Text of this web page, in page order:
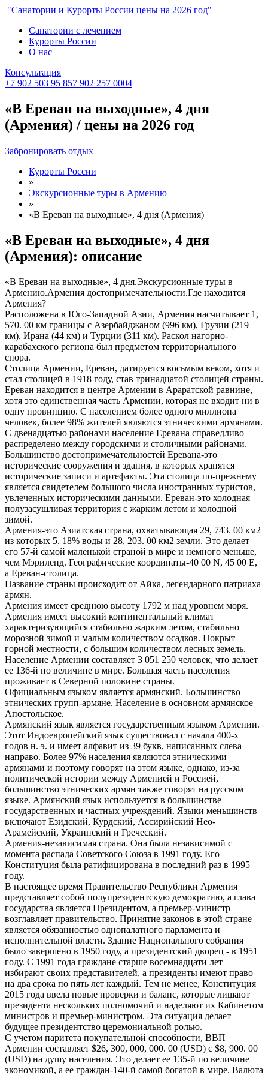
"Санатории и Курорты России цены на 2026 год"
Санатории с лечением
Курорты России
О нас
Консультация
+7 902 503 95 857 902 257 0004
«В Ереван на выходные», 4 дня
(Армения) / цены на 2026 год
Забронировать отдых
Курорты России
»
Экскурсионные туры в Армению
»
«В Ереван на выходные», 4 дня (Армения)
«В Ереван на выходные», 4 дня
(Армения): описание
«В Ереван на выходные», 4 дня.Экскурсионные туры в
Армению.Армения достопримечательности.Где находится
Армения?
Расположена в Юго-Западной Азии, Армения насчитывает 1,
570. 00 км границы с Азербайджаном (996 км), Грузии (219
км), Ирана (44 км) и Турции (311 км). Раскол нагорно-
карабахского региона был предметом территориального
спора.
Столица Армении, Ереван, датируется восьмым веком, хотя и
стал столицей в 1918 году, став тринадцатой столицей страны.
Ереван находится в центре Армении в Араратской равнине,
хотя это единственная часть Армении, которая не входит ни в
одну провинцию. С населением более одного миллиона
человек, более 98% жителей являются этническими армянами.
С двенадцатью районами население Еревана справедливо
распределено между городскими и столичными районами.
Большинство достопримечательностей Еревана-это
исторические сооружения и здания, в которых хранятся
исторические записи и артефакты. Эта столица по-прежнему
является свидетелем большого числа иностранных туристов,
увлеченных историческими данными. Ереван-это холодная
полузасушливая территория с жарким летом и холодной
зимой.
Армения-это Азиатская страна, охватывающая 29, 743. 00 км2
из которых 5. 18% воды и 28, 203. 00 км2 земли. Это делает
его 57-й самой маленькой страной в мире и немного меньше,
чем Мэриленд. Географические координаты-40 00 N, 45 00 E,
а Ереван-столица.
Название страны происходит от Айка, легендарного патриаха
армян.
Армения имеет среднюю высоту 1792 м над уровнем моря.
Армения имеет высокий континентальный климат
характеризующийся стабильно жарким летом, стабильно
морозной зимой и малым количеством осадков. Покрыт
горной местности, с большим количеством лесных земель.
Население Армении составляет 3 051 250 человек, что делает
ее 136-й по величине в мире. Большая часть населения
проживает в Северной половине страны.
Официальным языком является армянский. Большинство
этнических групп-армяне. Население в основном армянское
Апостольское.
Армянский язык является государственным языком Армении.
Этот Индоевропейский язык существовал с начала 400-х
годов н. э. и имеет алфавит из 39 букв, написанных слева
направо. Более 97% населения являются этническими
армянами и поэтому говорят на этом языке, однако, из-за
политической истории между Арменией и Россией,
большинство этнических армян также говорят на русском
языке. Армянский язык используется в большинстве
государственных и частных учреждений. Языки меньшинств
включают Езидский, Курдский, Ассирийский Нео-
Арамейский, Украинский и Греческий.
Армения-независимая страна. Она была независимой с
момента распада Советского Союза в 1991 году. Его
Конституция была ратифицирована в последний раз в 1995
году.
В настоящее время Правительство Республики Армения
представляет собой полупрезидентскую демократию, а глава
государства является Президентом, а премьер-министр
возглавляет правительство. Принятие законов в этой стране
является обязанностью однопалатного парламента и
исполнительной власти. Здание Национального собрания
было завершено в 1950 году, а президентский дворец - в 1951
году. С 1991 года граждане старше восемнадцати лет
избирают своих представителей, а президенты имеют право
на два срока по пять лет каждый. Тем не менее, Конституция
2015 года ввела новые проверки и баланс, которые лишают
президента нескольких полномочий и наделяют их Кабинетом
министров и премьер-министром. Эта ситуация делает
будущее президентство церемониальной ролью.
С учетом паритета покупательной способности, ВВП
Армении составляет $26, 300, 000, 000. 00 (USD) с $8, 900. 00
(USD) на душу населения. Это делает ее 135-й по величине
экономикой, а ее граждан-140-й самой богатой в мире. Валюта